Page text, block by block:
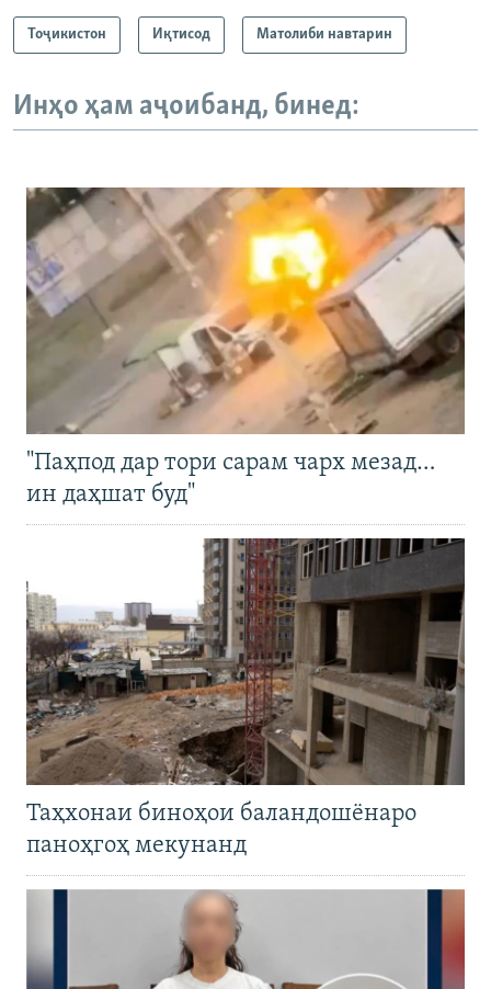
Тоҷикистон Иқтисод Матолиби навтарин
Инҳо ҳам аҷоибанд, бинед:
"Паҳпод дар тори сарам чарх мезад…
ин даҳшат буд"
Таҳхонаи биноҳои баландошёнаро
паноҳгоҳ мекунанд